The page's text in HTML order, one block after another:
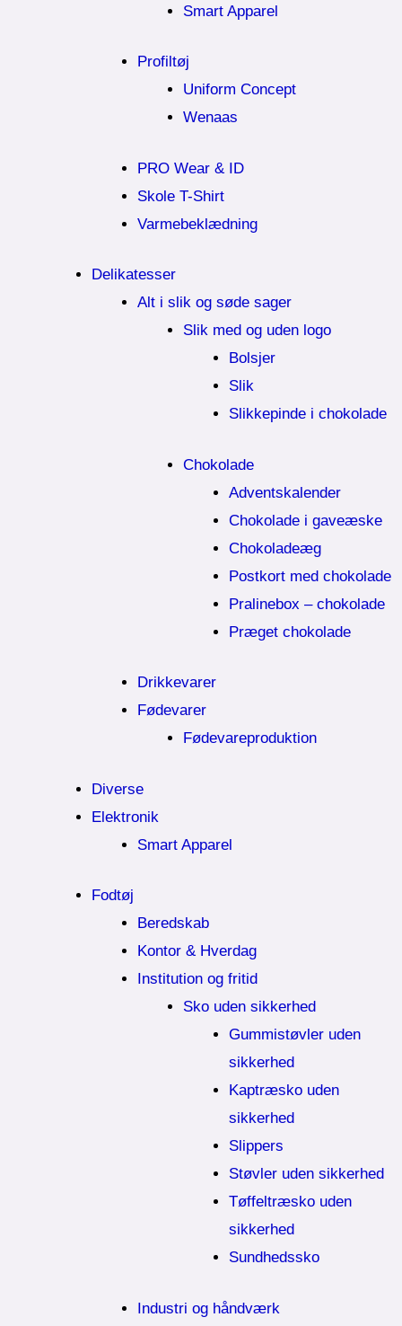
Smart Apparel
Profiltøj
Uniform Concept
Wenaas
PRO Wear & ID
Skole T-Shirt
Varmebeklædning
Delikatesser
Alt i slik og søde sager
Slik med og uden logo
Bolsjer
Slik
Slikkepinde i chokolade
Chokolade
Adventskalender
Chokolade i gaveæske
Chokoladeæg
Postkort med chokolade
Pralinebox – chokolade
Præget chokolade
Drikkevarer
Fødevarer
Fødevareproduktion
Diverse
Elektronik
Smart Apparel
Fodtøj
Beredskab
Kontor & Hverdag
Institution og fritid
Sko uden sikkerhed
Gummistøvler uden
sikkerhed
Kaptræsko uden
sikkerhed
Slippers
Støvler uden sikkerhed
Tøffeltræsko uden
sikkerhed
Sundhedssko
Industri og håndværk